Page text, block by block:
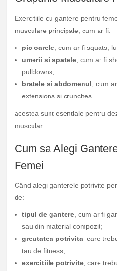
Exercitiile cu gantere pentru
musculare principale, cum ar fi:
picioarele , cum ar fi squats,
umerii si spatele , cum ar fi
pulldowns;
bratele si abdomenul , cum
extensions si crunches.
acestea sunt esentiale pentru
muscular.
Cum sa Alegi
Femei
Când alegi ganterele potrivite
de:
tipul de gantere, cum ar fi
sau din material compozit;
greutatea potrivita, care
tau de fitness;
exercitiile potrivite, care